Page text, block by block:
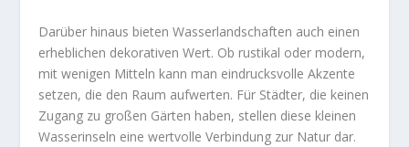
Darüber hinaus bieten Wasserlandschaften auch einen
erheblichen dekorativen Wert. Ob rustikal oder modern,
mit wenigen Mitteln kann man eindrucksvolle Akzente
setzen, die den Raum aufwerten. Für Städter, die keinen
Zugang zu großen Gärten haben, stellen diese kleinen
Wasserinseln eine wertvolle Verbindung zur Natur dar.